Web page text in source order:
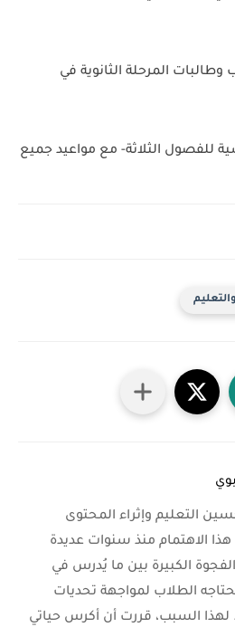
وطالبات المرحلة الثانوية في
للفصول الثلاثة- مع مواعيد جميع
التعليم وإثراء المحتوى
هذا الاهتمام منذ سنوات عديدة
الكبيرة بين ما يُدرس في
الطلاب لمواجهة تحديات
لهذا السبب، قررت أن أكرس حياتي